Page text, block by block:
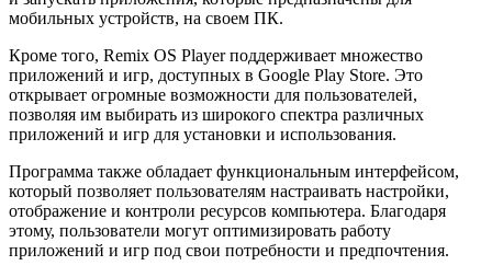
мобильных устройств, на своем ПК.
Кроме того, Remix OS Player поддерживает множество
приложений и игр, доступных в Google Play Store. Это
открывает огромные возможности для пользователей,
позволяя им выбирать из широкого спектра различных
приложений и игр для установки и использования.
Программа также обладает функциональным интерфейсом,
который позволяет пользователям настраивать настройки,
отображение и контроли ресурсов компьютера. Благодаря
этому, пользователи могут оптимизировать работу
приложений и игр под свои потребности и предпочтения.